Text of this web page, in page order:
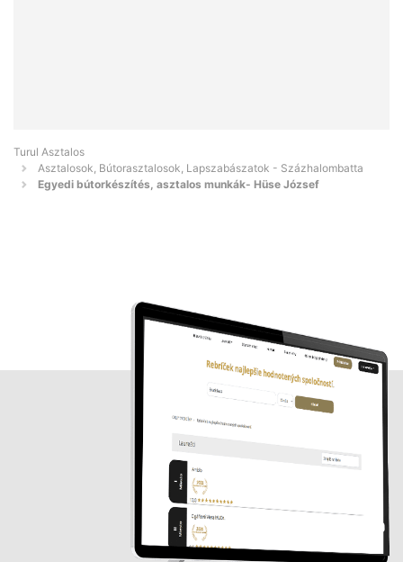
Turul Asztalos
Asztalosok, Bútorasztalosok, Lapszabászatok - Százhalombatta
Egyedi bútorkészítés, asztalos munkák- Hüse József